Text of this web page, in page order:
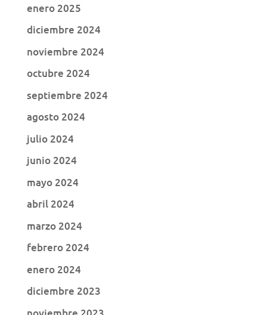
enero 2025
diciembre 2024
noviembre 2024
octubre 2024
septiembre 2024
agosto 2024
julio 2024
junio 2024
mayo 2024
abril 2024
marzo 2024
febrero 2024
enero 2024
diciembre 2023